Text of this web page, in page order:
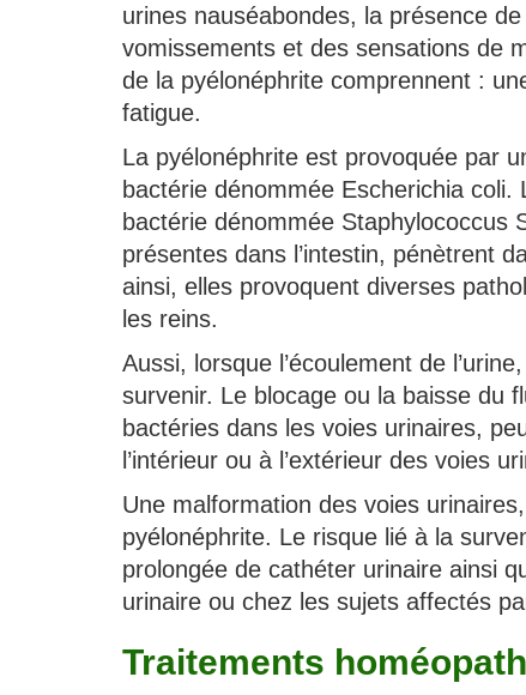
urines nauséabondes, la présence
vomissements et des sensations de
de la pyélonéphrite comprennent :
fatigue.
La pyélonéphrite est provoquée par
bactérie dénommée Escherichia
bactérie dénommée Staphylococcus
présentes dans l’intestin, pénètrent
ainsi, elles provoquent diverses
les reins.
Aussi, lorsque l’écoulement de
survenir. Le blocage ou la baisse du
bactéries dans les voies urinaires,
l’intérieur ou à l’extérieur des voies
Une malformation des voies
pyélonéphrite. Le risque lié à la
prolongée de cathéter urinaire ainsi
urinaire ou chez les sujets affectés
Traitements